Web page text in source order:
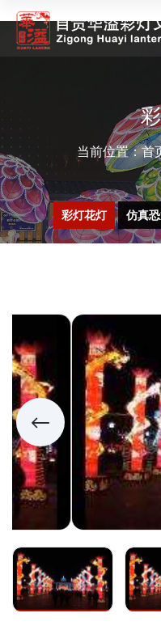
当前位置：首
彩灯花灯 仿真